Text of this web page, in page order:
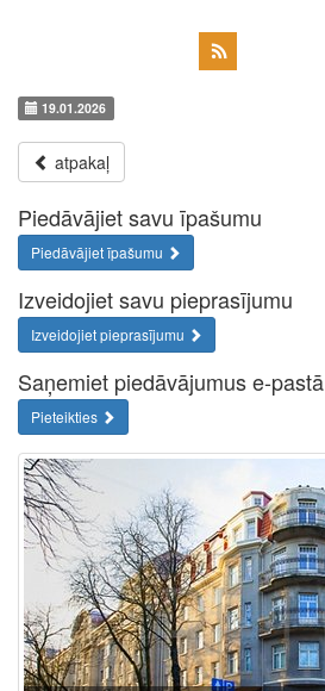
19.01.2026
atpakaļ
Piedāvājiet savu īpašumu
Piedāvājiet īpašumu
Izveidojiet savu pieprasījumu
Izveidojiet pieprasījumu
Saņemiet piedāvājumus e-pastā
Pieteikties